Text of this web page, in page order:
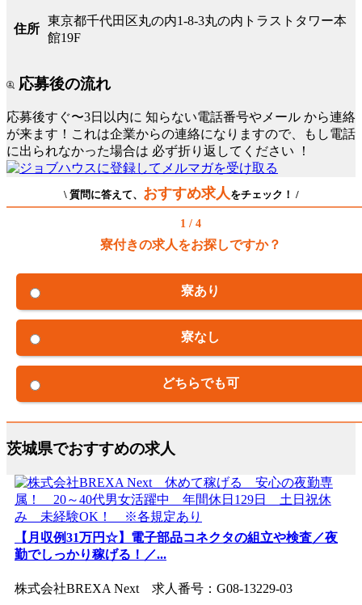
住所
東京都千代田区丸の内1-8-3丸の内トラストタワー本
館19F
応募後の流れ
応募後すぐ〜3日以内に 知らない電話番号やメール から連絡
が来ます！これは企業からの連絡になりますので、もし電話
に出られなかった場合は 必ず折り返してください ！
\ 質問に答えて、 おすすめ求人をチェック！ /
1 / 4
寮付きの求人をお探しですか？
寮あり
寮なし
どちらでも可
茨城県でおすすめの求人
【月収例31万円☆】電子部品コネクタの組立や検査／夜
勤でしっかり稼げる！／...
株式会社BREXA Next 求人番号：G08-13229-03